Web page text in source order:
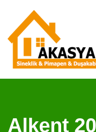
Alkent